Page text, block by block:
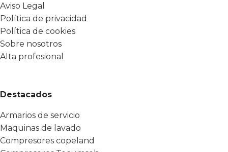
Aviso Legal
Política de privacidad
Política de cookies
Sobre nosotros
Alta profesional
Destacados
Armarios de servicio
Maquinas de lavado
Compresores copeland